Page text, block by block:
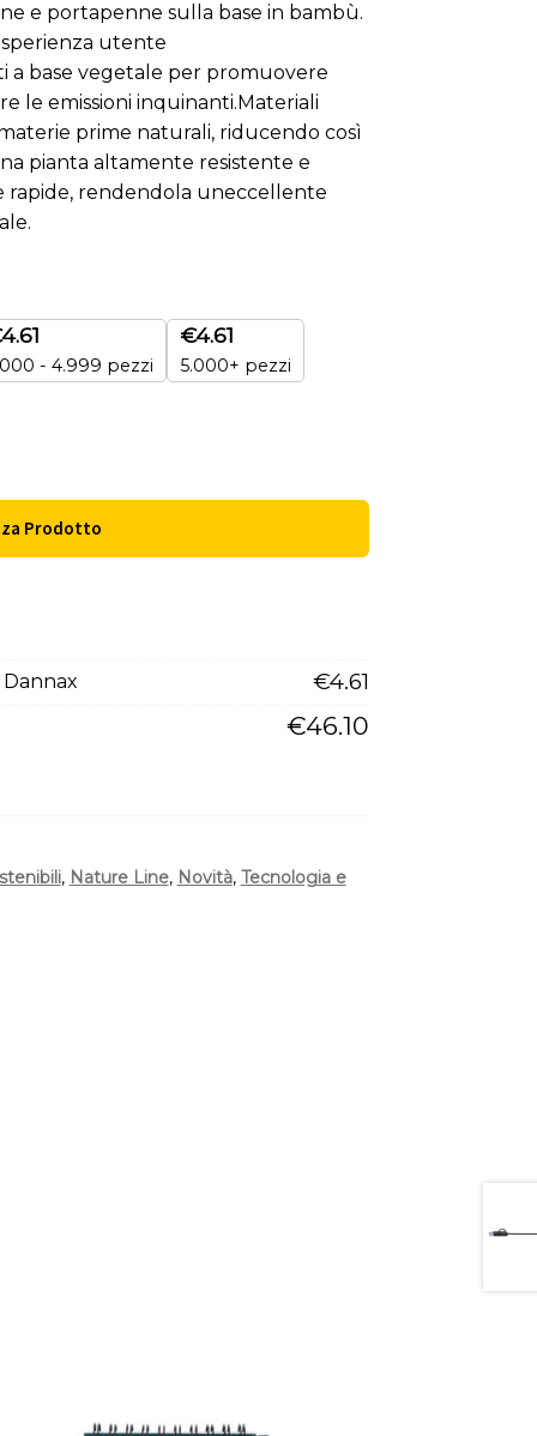
e portapenne sulla base in bambù.
utente
a base vegetale per promuovere
le emissioni inquinanti.Materiali
prime naturali, riducendo così
pianta altamente resistente e
rapide, rendendola uneccellente
4.61
- 4.999 pezzi
€4.61
5.000+ pezzi
Prodotto
€4.61
€46.10
, Nature Line, Novità, Tecnologia e